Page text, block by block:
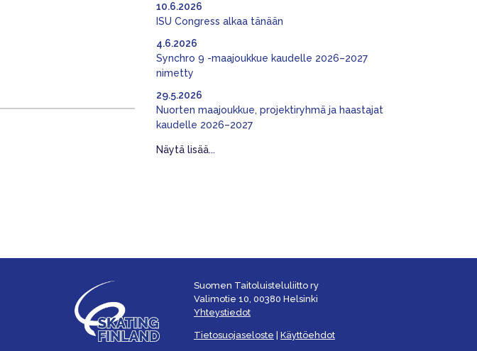
ISU Congress alkaa tänään
10.6.2026
Synchro 9 -maajoukkue kaudelle 2026–2027
nimetty
4.6.2026
Nuorten maajoukkue, projektiryhmä ja haastajat
kaudelle 2026–2027
29.5.2026
Näytä lisää...
Suomen Taitoluisteluliitto ry
Valimotie 10, 00380 Helsinki
Yhteystiedot
Tietosuojaseloste Käyttöehdot